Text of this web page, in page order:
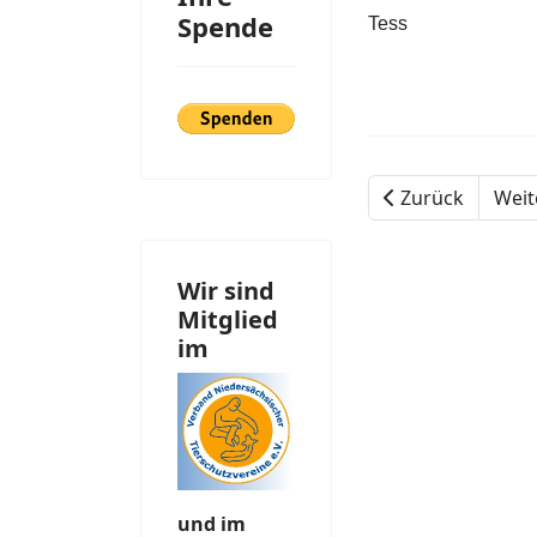
Spende
Wir sind
Mitglied
im
und im
Tess
Zurück